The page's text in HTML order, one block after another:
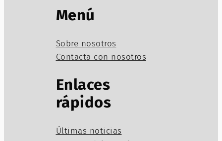
Menú
Sobre nosotros
Contacta con nosotros
Enlaces
rápidos
Últimas noticias